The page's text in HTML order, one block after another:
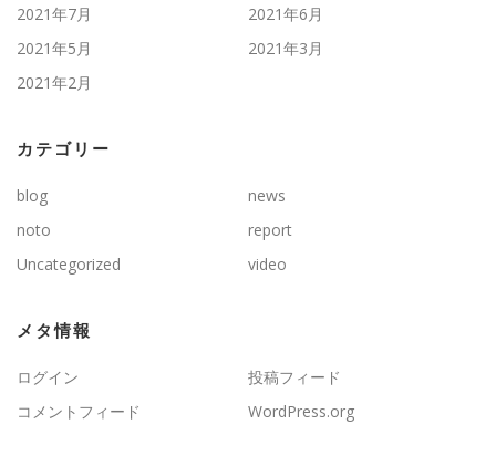
2021年7月
2021年6月
2021年5月
2021年3月
2021年2月
カテゴリー
blog
news
noto
report
Uncategorized
video
メタ情報
ログイン
投稿フィード
コメントフィード
WordPress.org